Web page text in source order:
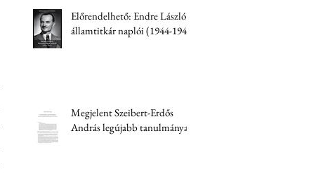
Előrendelhető: Endre László
államtitkár naplói (1944-1945)
Megjelent Szeibert-Erdős
András legújabb tanulmánya